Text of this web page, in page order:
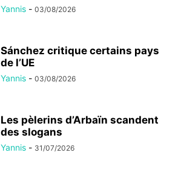
Yannis - 03/08/2026
Sánchez critique certains pays
de l’UE
Yannis - 03/08/2026
Les pèlerins d’Arbaïn scandent
des slogans
Yannis - 31/07/2026